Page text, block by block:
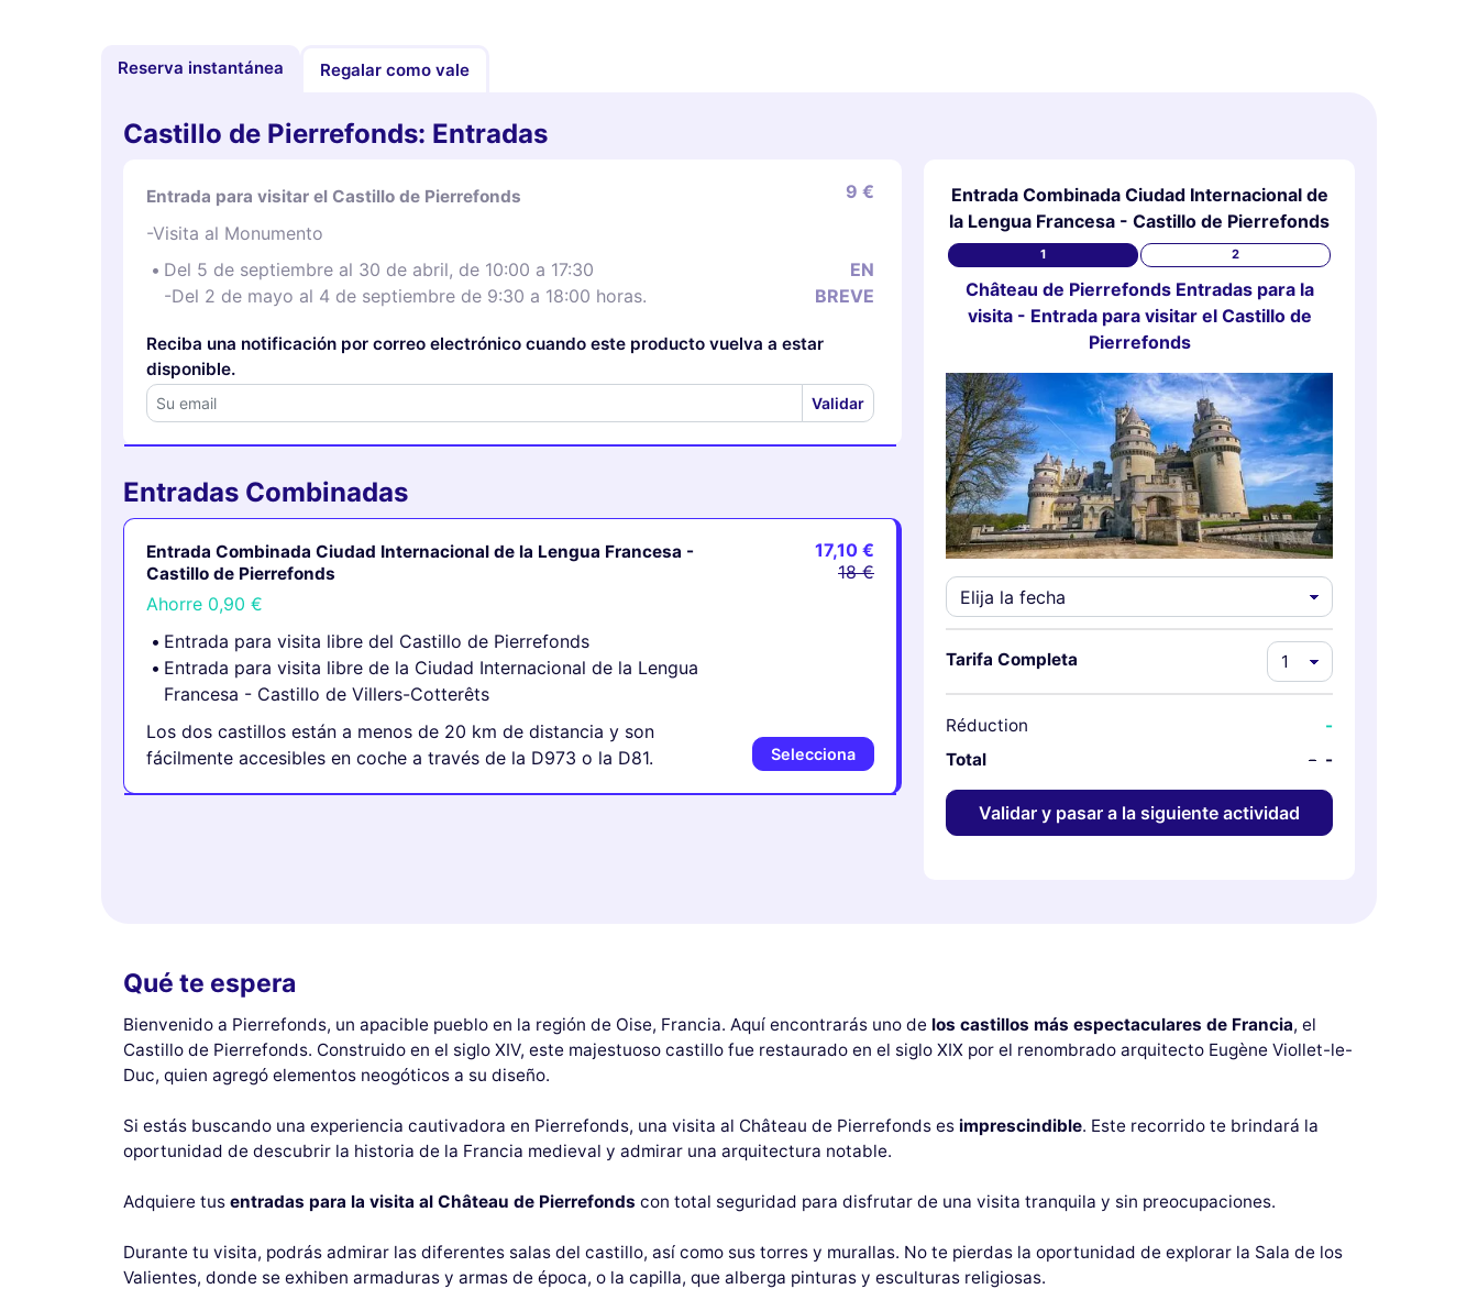
Reserva instantánea Regalar como vale
Castillo de Pierrefonds: Entradas
Entrada para visitar el Castillo de Pierrefonds
-Visita al Monumento
Del 5 de septiembre al 30 de abril, de 10:00 a 17:30
-Del 2 de mayo al 4 de septiembre de 9:30 a 18:00 horas.
9 €
EN
BREVE
Reciba una notificación por correo electrónico cuando este producto vuelva a estar
disponible.
Validar
Entradas Combinadas
Entrada Combinada Ciudad Internacional de la Lengua Francesa -
Castillo de Pierrefonds
Ahorre 0,90 €
Entrada para visita libre del Castillo de Pierrefonds
Entrada para visita libre de la Ciudad Internacional de la Lengua
Francesa - Castillo de Villers-Cotterêts
Los dos castillos están a menos de 20 km de distancia y son
fácilmente accesibles en coche a través de la D973 o la D81.
17,10 €
18 €
Selecciona
Entrada Combinada Ciudad Internacional de
la Lengua Francesa - Castillo de Pierrefonds
1 2
Château de Pierrefonds Entradas para la
visita - Entrada para visitar el Castillo de
Pierrefonds
Tarifa Completa
Réduction
-
Total
- -
Validar y pasar a la siguiente actividad
Qué te espera
Bienvenido a Pierrefonds, un apacible pueblo en la región de Oise, Francia. Aquí encontrarás uno de los castillos más espectaculares de Francia, el
Castillo de Pierrefonds. Construido en el siglo XIV, este majestuoso castillo fue restaurado en el siglo XIX por el renombrado arquitecto Eugène Viollet-le-
Duc, quien agregó elementos neogóticos a su diseño.
Si estás buscando una experiencia cautivadora en Pierrefonds, una visita al Château de Pierrefonds es imprescindible. Este recorrido te brindará la
oportunidad de descubrir la historia de la Francia medieval y admirar una arquitectura notable.
Adquiere tus entradas para la visita al Château de Pierrefonds con total seguridad para disfrutar de una visita tranquila y sin preocupaciones.
Durante tu visita, podrás admirar las diferentes salas del castillo, así como sus torres y murallas. No te pierdas la oportunidad de explorar la Sala de los
Valientes, donde se exhiben armaduras y armas de época, o la capilla, que alberga pinturas y esculturas religiosas.